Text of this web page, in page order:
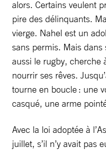
alors. Certains veulent
pire des délinquants.
vierge. Nahel est un
sans permis. Mais
aussi le rugby, cherche
nourrir ses rêves.
tourne en boucle : une
casqué, une arme
Avec la loi adoptée à
juillet, s’il n’y avait pas